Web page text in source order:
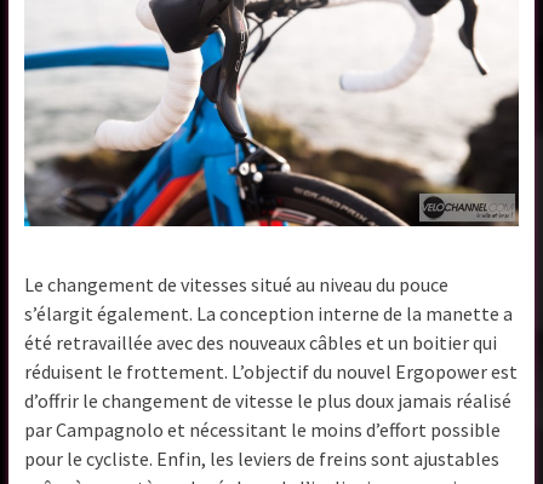
Le changement de vitesses situé au niveau du pouce
s’élargit également. La conception interne de la manette a
été retravaillée avec des nouveaux câbles et un boitier qui
réduisent le frottement. L’objectif du nouvel Ergopower est
d’offrir le changement de vitesse le plus doux jamais réalisé
par Campagnolo et nécessitant le moins d’effort possible
pour le cycliste. Enfin, les leviers de freins sont ajustables